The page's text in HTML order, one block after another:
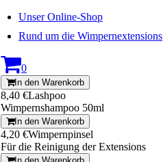
Unser Online-Shop
Rund um die Wimpernextensions
0
In den Warenkorb
8,40 €Lashpoo
Wimpernshampoo 50ml
In den Warenkorb
4,20 €Wimpernpinsel
Für die Reinigung der Extensions